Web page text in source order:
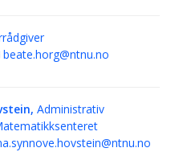
beate.horg@ntnu.no
Administrativ